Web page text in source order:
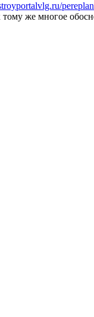
же многое